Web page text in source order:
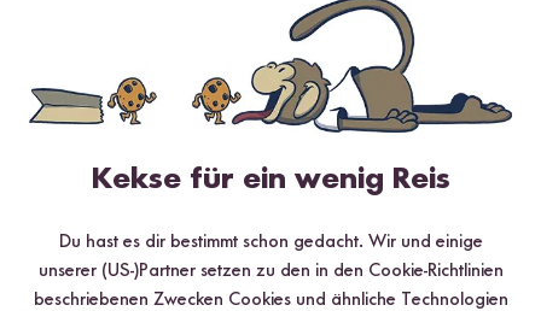
Digitales Rezeptbuch per E-Mail
✔️ 25 leckere Rezepte aus unseren bunten Kochwelten
✔️ Von Sushi über Curry bis hin zu Desserts
✔️ Inklusive Tipps & Tricks für die Zubereitung
Kekse für ein wenig Reis
Du hast es dir bestimmt schon gedacht. Wir und einige
unserer (US-)Partner setzen zu den in den Cookie-Richtlinien
beschriebenen Zwecken Cookies und ähnliche Technologien